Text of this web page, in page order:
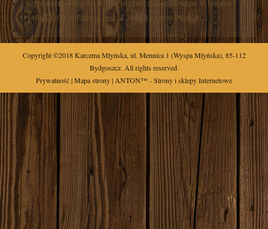
szpinakiem 140g 19,00 zł Polędwiczka grillowana w boczku
140g 25,00 zł Pierogi ruskie 240g 18,00 zł Pierogi…
Copyright ©2018Karczma Młyńska, ul. Mennica 1 (Wyspa Młyńska), 85-112
Bydgoszcz. All rights reserved.
Prywatność|Mapa strony| ANTON™ -Strony i sklepy Internetowe